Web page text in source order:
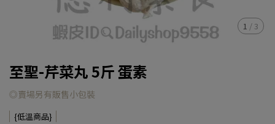
1 / 3
至聖-芹菜丸 5斤 蛋素
◎賣場另有販售小包裝
{低溫商品}